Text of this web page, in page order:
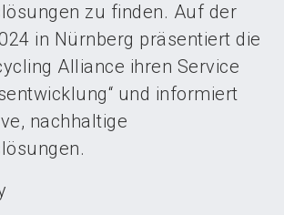
zu finden. Auf der
in Nürnberg präsentiert die
Alliance ihren Service
und informiert
nachhaltige